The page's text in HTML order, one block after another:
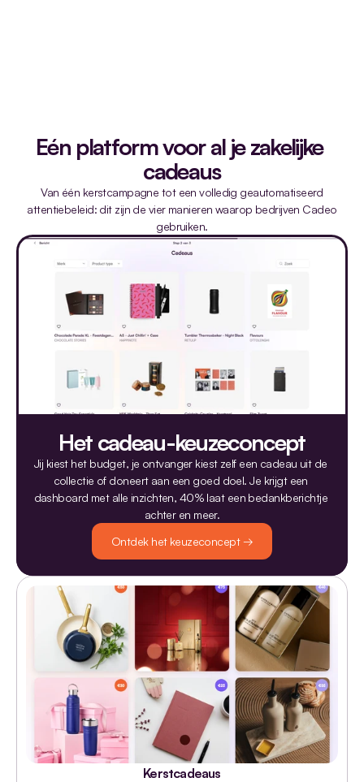
Wat kan je met Cadeo?
Eén platform voor al je zakelijke
cadeaus
Van één kerstcampagne tot een volledig geautomatiseerd
attentiebeleid: dit zijn de vier manieren waarop bedrijven Cadeo
gebruiken.
Het cadeau-keuzeconcept
Jij kiest het budget, je ontvanger kiest zelf een cadeau uit de
collectie of doneert aan een goed doel. Je krijgt een
dashboard met alle inzichten, 40% laat een bedankberichtje
achter en meer.
Ontdek het keuzeconcept →
Kerstcadeaus